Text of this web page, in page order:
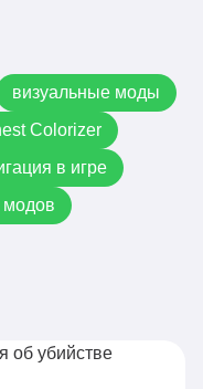
визуальные моды
Colorizer
в игре
модов